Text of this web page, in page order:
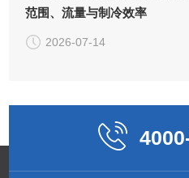
范围、流量与制冷效率
2026-07-14